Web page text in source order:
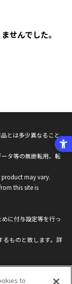
せんでした。
とは多少異なること
タ等の無断転用、転
may vary.
this site is
に付与設定等を行っ
ものと致します。詳
to